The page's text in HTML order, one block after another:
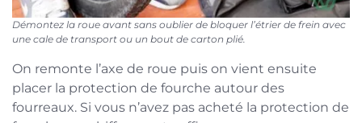
Démontez la roue avant sans oublier de bloquer l’étrier de frein avec
une cale de transport ou un bout de carton plié.
On remonte l’axe de roue puis on vient ensuite
placer la protection de fourche autour des
fourreaux. Si vous n’avez pas acheté la protection de